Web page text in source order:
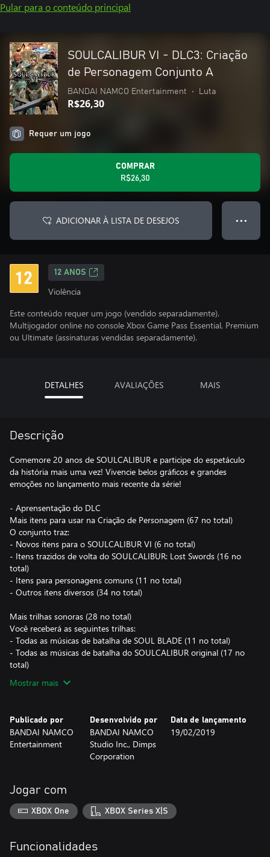
Pular para o conteúdo principal
SOULCALIBUR VI - DLC3: Criação
de Personagem Conjunto A
BANDAI NAMCO Entertainment • Luta
R$26,30
Requer um jogo
COMPRAR
R$26,30
ADICIONAR À LISTA DE DESEJOS ● ● ●
12 ANOS
Violência
Este conteúdo requer um jogo (vendido separadamente).
Multijogador online no console Xbox Game Pass Essential, Premium
ou Ultimate (assinaturas vendidas separadamente).
DETALHES AVALIAÇÕES MAIS
Descrição
Comemore 20 anos de SOULCALIBUR e participe do espetáculo
da história mais uma vez! Vivencie belos gráficos e grandes
emoções no lançamento mais recente da série!
- Aprensentação do DLC
Mais itens para usar na Criação de Personagem (67 no total)
O conjunto traz:
- Novos itens para o SOULCALIBUR VI (6 no total)
- Itens trazidos de volta do SOULCALIBUR: Lost Swords (16 no
total)
- Itens para personagens comuns (11 no total)
- Outros itens diversos (34 no total)
Mais trilhas sonoras (28 no total)
Você receberá as seguintes trilhas:
- Todas as músicas de batalha de SOUL BLADE (11 no total)
- Todas as músicas de batalha do SOULCALIBUR original (17 no
total)
Mostrar mais
Publicado por
BANDAI NAMCO
Entertainment
Desenvolvido por
BANDAI NAMCO
Studio Inc., Dimps
Corporation
Data de lançamento
19/02/2019
Jogar com
XBOX One XBOX Series X|S
Funcionalidades